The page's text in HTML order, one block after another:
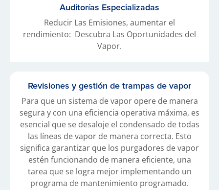
Auditorías Especializadas
Reducir Las Emisiones, aumentar el
rendimiento: Descubra Las Oportunidades del
Vapor.
Revisiones y gestión de trampas de vapor
Para que un sistema de vapor opere de manera
segura y con una eficiencia operativa máxima, es
esencial que se desaloje el condensado de todas
las líneas de vapor de manera correcta. Esto
significa garantizar que los purgadores de vapor
estén funcionando de manera eficiente, una
tarea que se logra mejor implementando un
programa de mantenimiento programado.